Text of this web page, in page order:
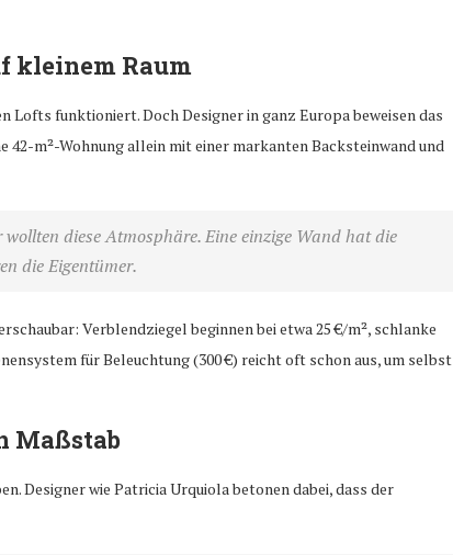
kleinem Raum
funktioniert. Doch Designer in ganz Europa beweisen das
42-m²-Wohnung allein mit einer markanten Backsteinwand und
diese Atmosphäre. Eine einzige Wand hat die
die Eigentümer.
Verblendziegel beginnen bei etwa 25 €/m², schlanke
für Beleuchtung (300 €) reicht oft schon aus, um selbst
Maßstab
Designer wie Patricia Urquiola betonen dabei, dass der